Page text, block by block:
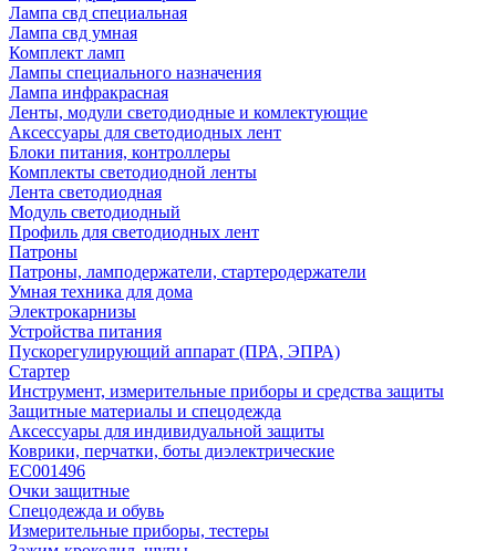
Лампа свд специальная
Лампа свд умная
Комплект ламп
Лампы специального назначения
Лампа инфракрасная
Ленты, модули светодиодные и комлектующие
Аксессуары для светодиодных лент
Блоки питания, контроллеры
Комплекты светодиодной ленты
Лента светодиодная
Модуль светодиодный
Профиль для светодиодных лент
Патроны
Патроны, ламподержатели, стартеродержатели
Умная техника для дома
Электрокарнизы
Устройства питания
Пускорегулирующий аппарат (ПРА, ЭПРА)
Стартер
Инструмент, измерительные приборы и средства защиты
Защитные материалы и спецодежда
Аксессуары для индивидуальной защиты
Коврики, перчатки, боты диэлектрические
EC001496
Очки защитные
Спецодежда и обувь
Измерительные приборы, тестеры